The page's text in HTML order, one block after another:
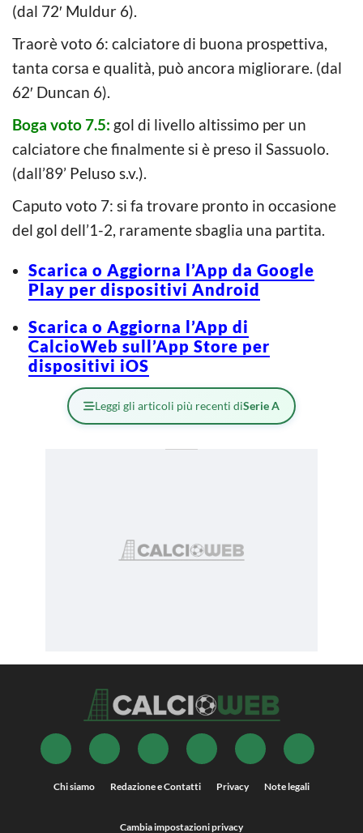
(dal 72′ Muldur 6).
Traorè voto 6: calciatore di buona prospettiva,
tanta corsa e qualità, può ancora migliorare. (dal
62′ Duncan 6).
Boga voto 7.5: gol di livello altissimo per un
calciatore che finalmente si è preso il Sassuolo.
(dall’89’ Peluso s.v.).
Caputo voto 7: si fa trovare pronto in occasione
del gol dell’1-2, raramente sbaglia una partita.
Scarica o Aggiorna l’App da Google
Play per dispositivi Android
Scarica o Aggiorna l’App di
CalcioWeb sull’App Store per
dispositivi iOS
Leggi gli articoli più recenti diSerie A
Chi siamo Redazione e Contatti Privacy Note legali
Cambia impostazioni privacy